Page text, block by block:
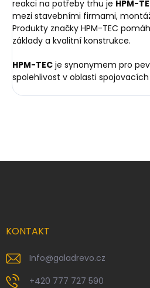
reakci na potřeby trhu je HPM-
mezi stavebními firmami,
Produkty značky HPM-TEC
základy a kvalitní konstrukce.
HPM-TEC je synonymem pro
spolehlivost v oblasti
KONTAKT
Info@galadrevo.cz
+420 777 727 590